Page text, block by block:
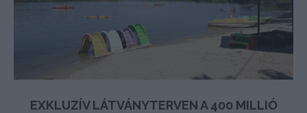
EXKLUZÍV LÁTVÁNYTERVEN A 400 MILLIÓ